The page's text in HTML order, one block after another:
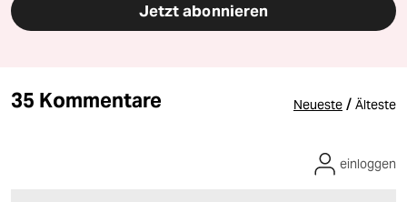
Jetzt abonnieren
35 Kommentare Neueste / Älteste
einloggen